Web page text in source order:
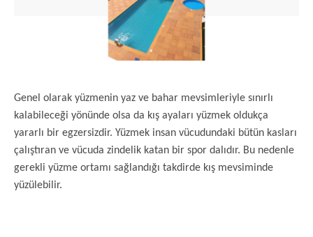
Genel olarak yüzmenin yaz ve bahar mevsimleriyle sınırlı
kalabileceği yönünde olsa da kış ayaları yüzmek oldukça
yararlı bir egzersizdir. Yüzmek insan vücudundaki bütün kasları
çalıştıran ve vücuda zindelik katan bir spor dalıdır. Bu nedenle
gerekli yüzme ortamı sağlandığı takdirde kış mevsiminde
yüzülebilir.